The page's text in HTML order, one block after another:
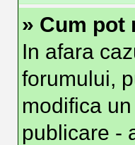
» Cum pot
In afara
forumului,
modifica
publicare -